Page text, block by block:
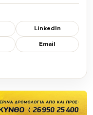
LinkedIn
Email